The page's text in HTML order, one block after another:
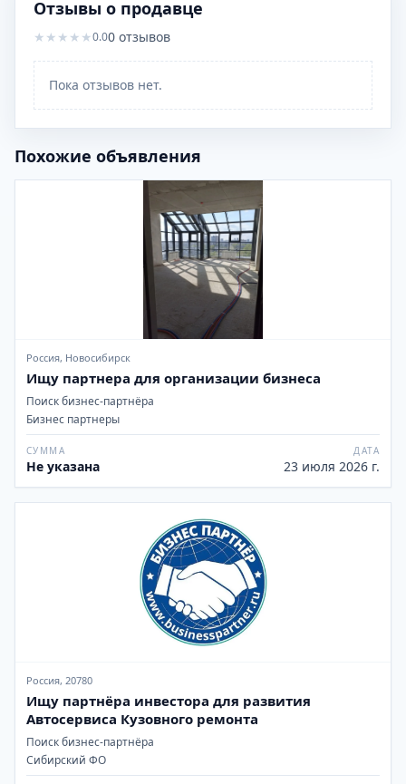
Отзывы о продавце
★ ★ ★ ★ ★0.00 отзывов
Пока отзывов нет.
Похожие объявления
Россия, Новосибирск
Ищу партнера для организации бизнеса
Поиск бизнес-партнёра
Бизнес партнеры
СУММА
Не указана
ДАТА
23 июля 2026 г.
Россия, 20780
Ищу партнёра инвестора для развития
Автосервиса Кузовного ремонта
Поиск бизнес-партнёра
Сибирский ФО